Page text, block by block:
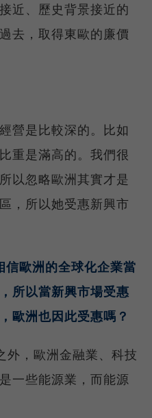
近、歷史背景接近的
去，取得東歐的廉價
營是比較深的。比如
重是滿高的。我們很
以忽略歐洲其實才是
，所以她受惠新興市
歐洲的全球化企業當
所以當新興市場受惠
歐洲也因此受惠嗎？
外，歐洲金融業、科技
一些能源業，而能源